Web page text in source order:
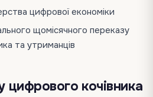
цифрової економіки
щомісячного переказу
та утриманців
цифрового кочівника